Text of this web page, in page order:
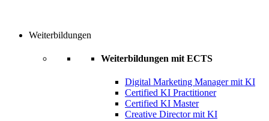
Weiterbildungen
Weiterbildungen mit ECTS
Digital Marketing Manager mit KI
Certified KI Practitioner
Certified KI Master
Creative Director mit KI